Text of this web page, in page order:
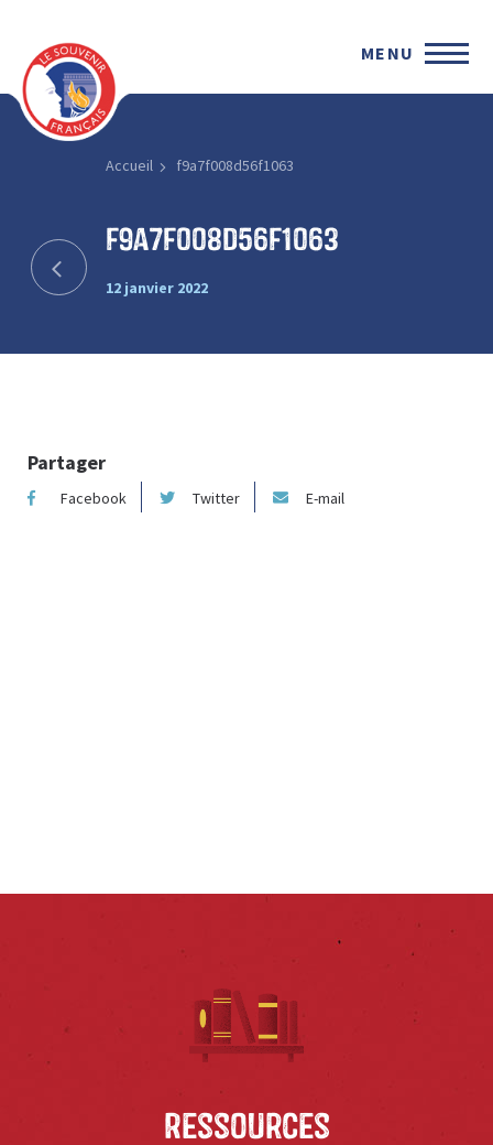
MENU
Accueil f9a7f008d56f1063
f9a7f008d56f1063
12 janvier 2022
Partager
Facebook Twitter E-mail
Ressources